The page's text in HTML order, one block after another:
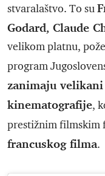
stvaralaštvo. To su
Godard, Claude
velikom platnu,
program
zanimaju
kinematografije,
prestižnim filmskim
francuskog filma.